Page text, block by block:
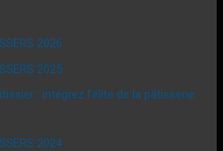
2026
2025
: intégrez l’élite de la pâtisserie
2024